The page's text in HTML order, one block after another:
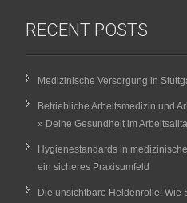
RECENT POSTS
Medizinische Versorgung in
Betriebliche Arbeitsmedizin und
» Deine Gesundheit im
Hygienestandards in
ein sicheres Praxisumfeld
Die unsichtbare Heldenrolle: Wie